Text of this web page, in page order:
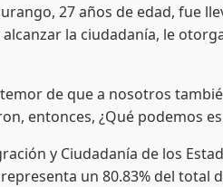
27 años de edad, fue
la ciudadanía, le
de que a nosotros
entonces, ¿Qué podemos
y Ciudadanía de los
un 80.83% del total